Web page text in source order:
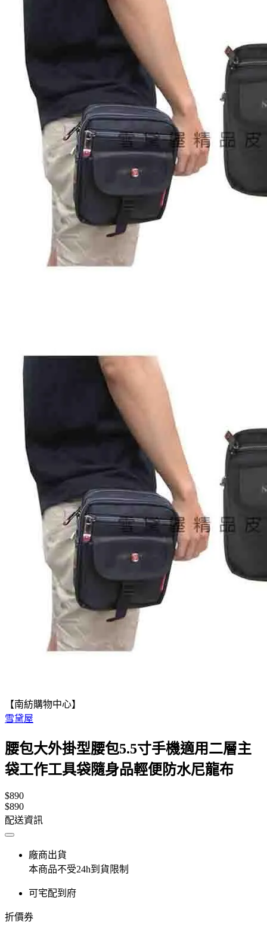
【南紡購物中心】
雪黛屋
腰包大外掛型腰包5.5寸手機適用二層主
袋工作工具袋隨身品輕便防水尼龍布
$890
$890
配送資訊
廠商出貨
本商品不受24h到貨限制
可宅配到府
折價券